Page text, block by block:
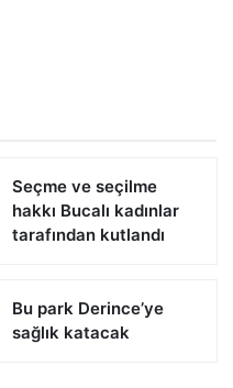
Seçme ve seçilme
hakkı Bucalı kadınlar
tarafından kutlandı
Bu park Derince’ye
sağlık katacak